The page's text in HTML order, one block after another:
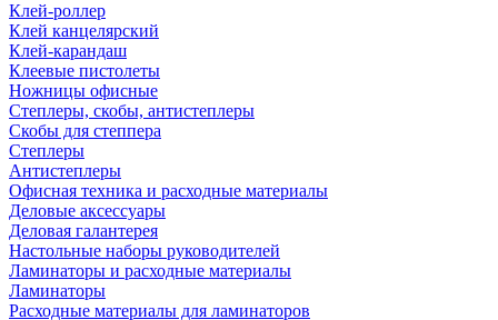
Клей-роллер
Клей канцелярский
Клей-карандаш
Клеевые пистолеты
Ножницы офисные
Степлеры, скобы, антистеплеры
Скобы для степпера
Степлеры
Антистеплеры
Офисная техника и расходные материалы
Деловые аксессуары
Деловая галантерея
Настольные наборы руководителей
Ламинаторы и расходные материалы
Ламинаторы
Расходные материалы для ламинаторов